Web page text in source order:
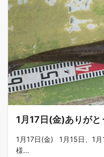
1月17日(金)ありがと
1月17日(金) 1月15日、1
様...